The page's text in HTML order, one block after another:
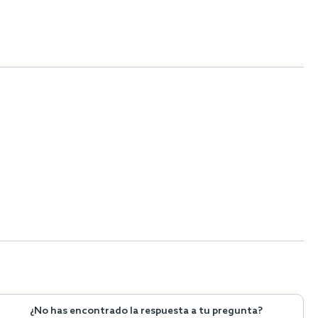
¿No has encontrado la respuesta a tu pregunta?